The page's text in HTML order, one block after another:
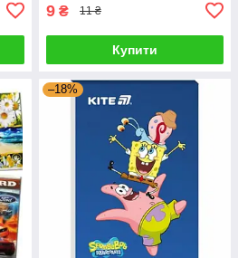
9 ₴ 11 ₴
Купити
–18%